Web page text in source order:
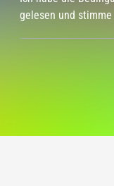
gelesen und